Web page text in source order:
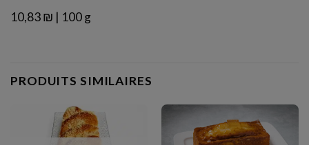
10,83 ₪ | 100 g
PRODUITS SIMILAIRES